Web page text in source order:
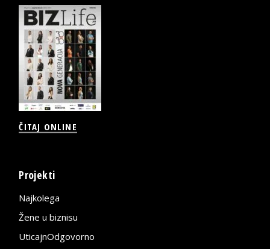
ČITAJ ONLINE
Projekti
Najkolega
Žene u biznisu
UticajnOdgovorno